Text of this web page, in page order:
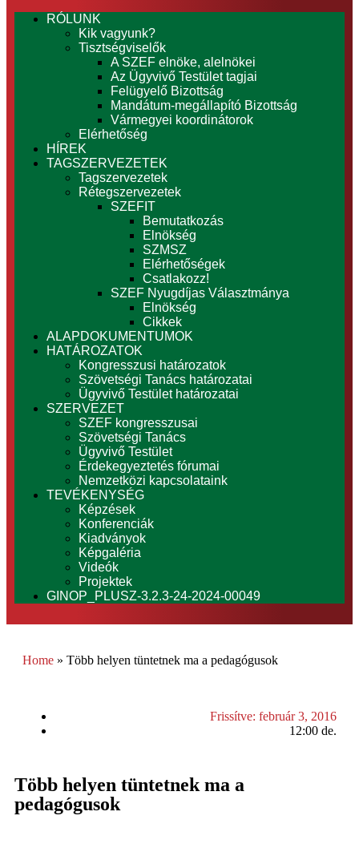
RÓLUNK
Kik vagyunk?
Tisztségviselők
A SZEF elnöke, alelnökei
Az Ügyvivő Testület tagjai
Felügyelő Bizottság
Mandátum-megállapító Bizottság
Vármegyei koordinátorok
Elérhetőség
HÍREK
TAGSZERVEZETEK
Tagszervezetek
Rétegszervezetek
SZEFIT
Bemutatkozás
Elnökség
SZMSZ
Elérhetőségek
Csatlakozz!
SZEF Nyugdíjas Választmánya
Elnökség
Cikkek
ALAPDOKUMENTUMOK
HATÁROZATOK
Kongresszusi határozatok
Szövetségi Tanács határozatai
Ügyvivő Testület határozatai
SZERVEZET
SZEF kongresszusai
Szövetségi Tanács
Ügyvivő Testület
Érdekegyeztetés fórumai
Nemzetközi kapcsolataink
TEVÉKENYSÉG
Képzések
Konferenciák
Kiadványok
Képgaléria
Videók
Projektek
GINOP_PLUSZ-3.2.3-24-2024-00049
Home » Több helyen tüntetnek ma a pedagógusok
Frissítve: február 3, 2016
12:00 de.
Több helyen tüntetnek ma a
pedagógusok